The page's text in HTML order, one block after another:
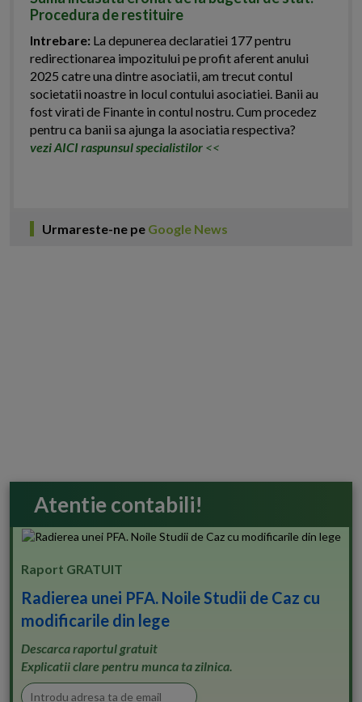
Procedura de restituire
Intrebare: La depunerea declaratiei 177 pentru
redirectionarea impozitului pe profit aferent anului
2025 catre una dintre asociatii, am trecut contul
societatii noastre in locul contului asociatiei. Banii au
fost virati de Finante in contul nostru. Cum procedez
pentru ca banii sa ajunga la asociatia respectiva?
vezi AICI raspunsul specialistilor <<
Urmareste-ne pe Google News
Atentie contabili!
Raport GRATUIT
Radierea unei PFA. Noile Studii de Caz cu
modificarile din lege
Descarca raportul gratuit
Explicatii clare pentru munca ta zilnica.